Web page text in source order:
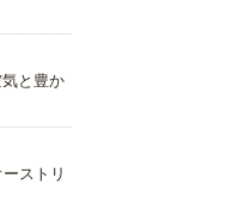
と豊か
ストリ